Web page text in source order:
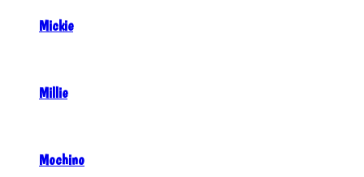
Mickie
Millie
Mochino